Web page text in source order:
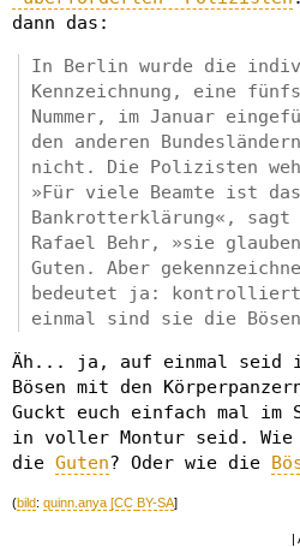
dann das:
In Berlin wurde die
Kennzeichnung, eine
Nummer, im Januar
den anderen
nicht. Die Polizisten
»Für viele Beamte ist
Bankrotterklärung«,
Rafael Behr, »sie
Guten. Aber
bedeutet ja: kontrolliert
einmal sind sie die
Äh... ja, auf einmal seid
Bösen mit den
Guckt euch einfach mal im
in voller Montur seid. Wie
die Guten? Oder wie die
(bild: quinn.anya [CC BY-SA]
|